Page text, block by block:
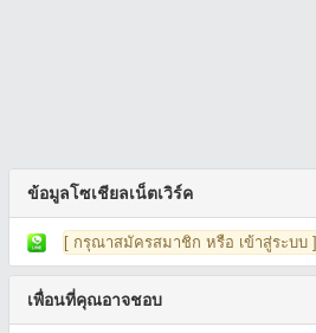
ข้อมูลโซเชียลเน็ตเวิร์ค
[ กรุณาสมัครสมาชิก หรือ เข้าสู่ระบบ ]
เพื่อนที่คุณอาจชอบ